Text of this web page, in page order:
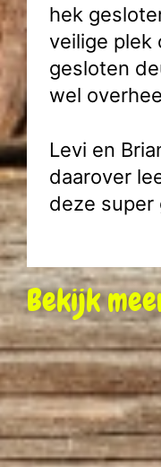
hek
veilige plek
gesloten
wel
Levi en
daarover
deze super
Bekijk